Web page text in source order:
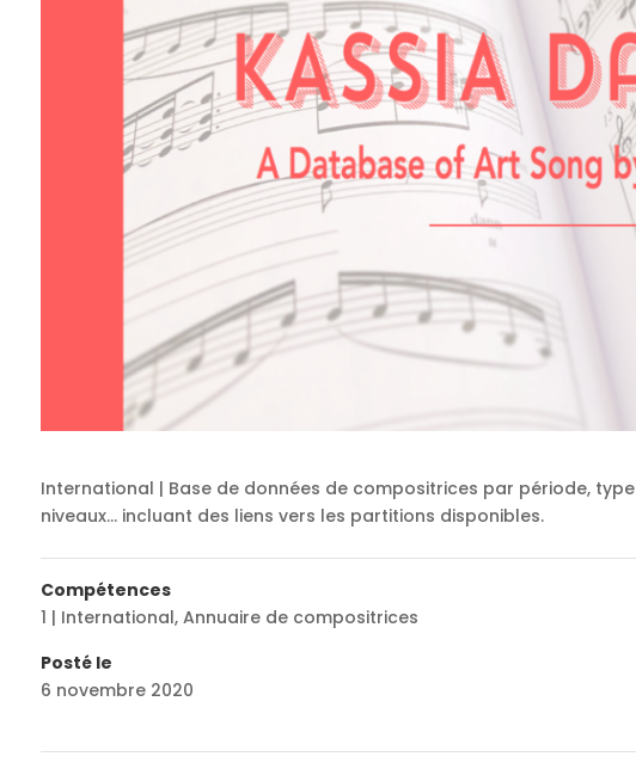
International | Base de données de compositrices par période,
niveaux… incluant des liens vers les partitions disponibles.
Compétences
1 | International, Annuaire de compositrices
Posté le
6 novembre 2020